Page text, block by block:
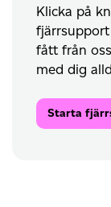
Klicka på
fjärrsupport
fått från
med dig
Starta